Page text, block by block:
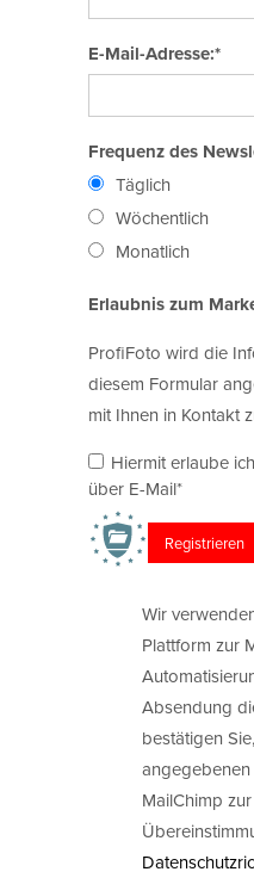
E-Mail-Adresse:*
Frequenz des
Täglich
Wöchentlich
Monatlich
Erlaubnis zum
ProfiFoto wird die
diesem Formular
mit Ihnen in Kontakt
Hiermit erlaube
über E-Mail*
Wir
Plattform zur
Absendung
bestätigen
MailChimp